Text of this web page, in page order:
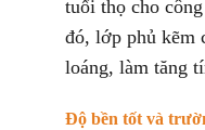
tuổi thọ cho
đó, lớp phủ kẽm
loáng, làm tăng
Độ bền tốt và